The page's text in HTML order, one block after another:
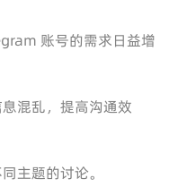
账号的需求日益增
混乱，提高沟通效
主题的讨论。